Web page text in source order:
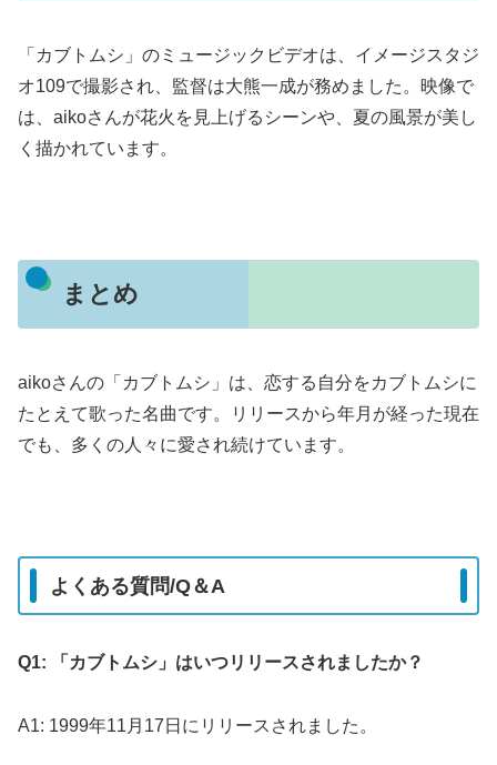
「カブトムシ」のミュージックビデオは、イメージスタジ
オ109で撮影され、監督は大熊一成が務めました。映像で
は、aikoさんが花火を見上げるシーンや、夏の風景が美し
く描かれています。
まとめ
aikoさんの「カブトムシ」は、恋する自分をカブトムシに
たとえて歌った名曲です。リリースから年月が経った現在
でも、多くの人々に愛され続けています。
よくある質問/Q＆A
Q1: 「カブトムシ」はいつリリースされましたか？
A1: 1999年11月17日にリリースされました。